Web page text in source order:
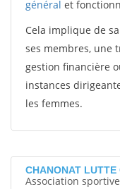
général et
Cela implique de
ses membres, une
gestion financière
instances
les femmes.
CHANONAT
Association sportive